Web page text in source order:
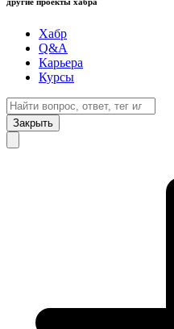
Хабр
Q&A
Карьера
Курсы
Закрыть